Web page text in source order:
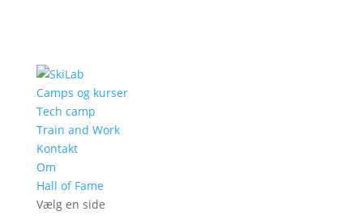
Camps og kurser
Tech camp
Train and Work
Kontakt
Om
Hall of Fame
Vælg en side